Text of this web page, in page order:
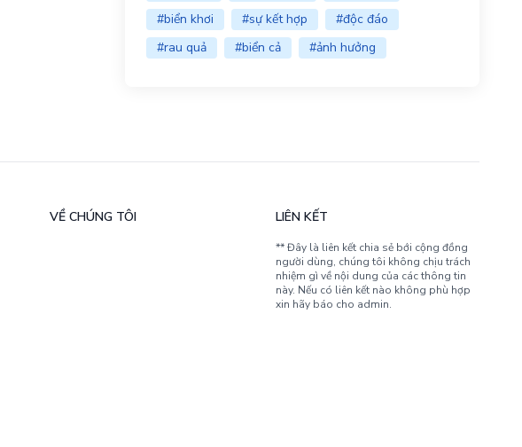
#biển khơi
#sự kết hợp
#độc đáo
#rau quả
#biển cả #ảnh hưởng
VỀ CHÚNG TÔI LIÊN KẾT
** Đây là liên kết chia sẻ bới cộng đồng
người dùng, chúng tôi không chịu trách
nhiệm gì về nội dung của các thông tin
này. Nếu có liên kết nào không phù hợp
xin hãy báo cho admin.